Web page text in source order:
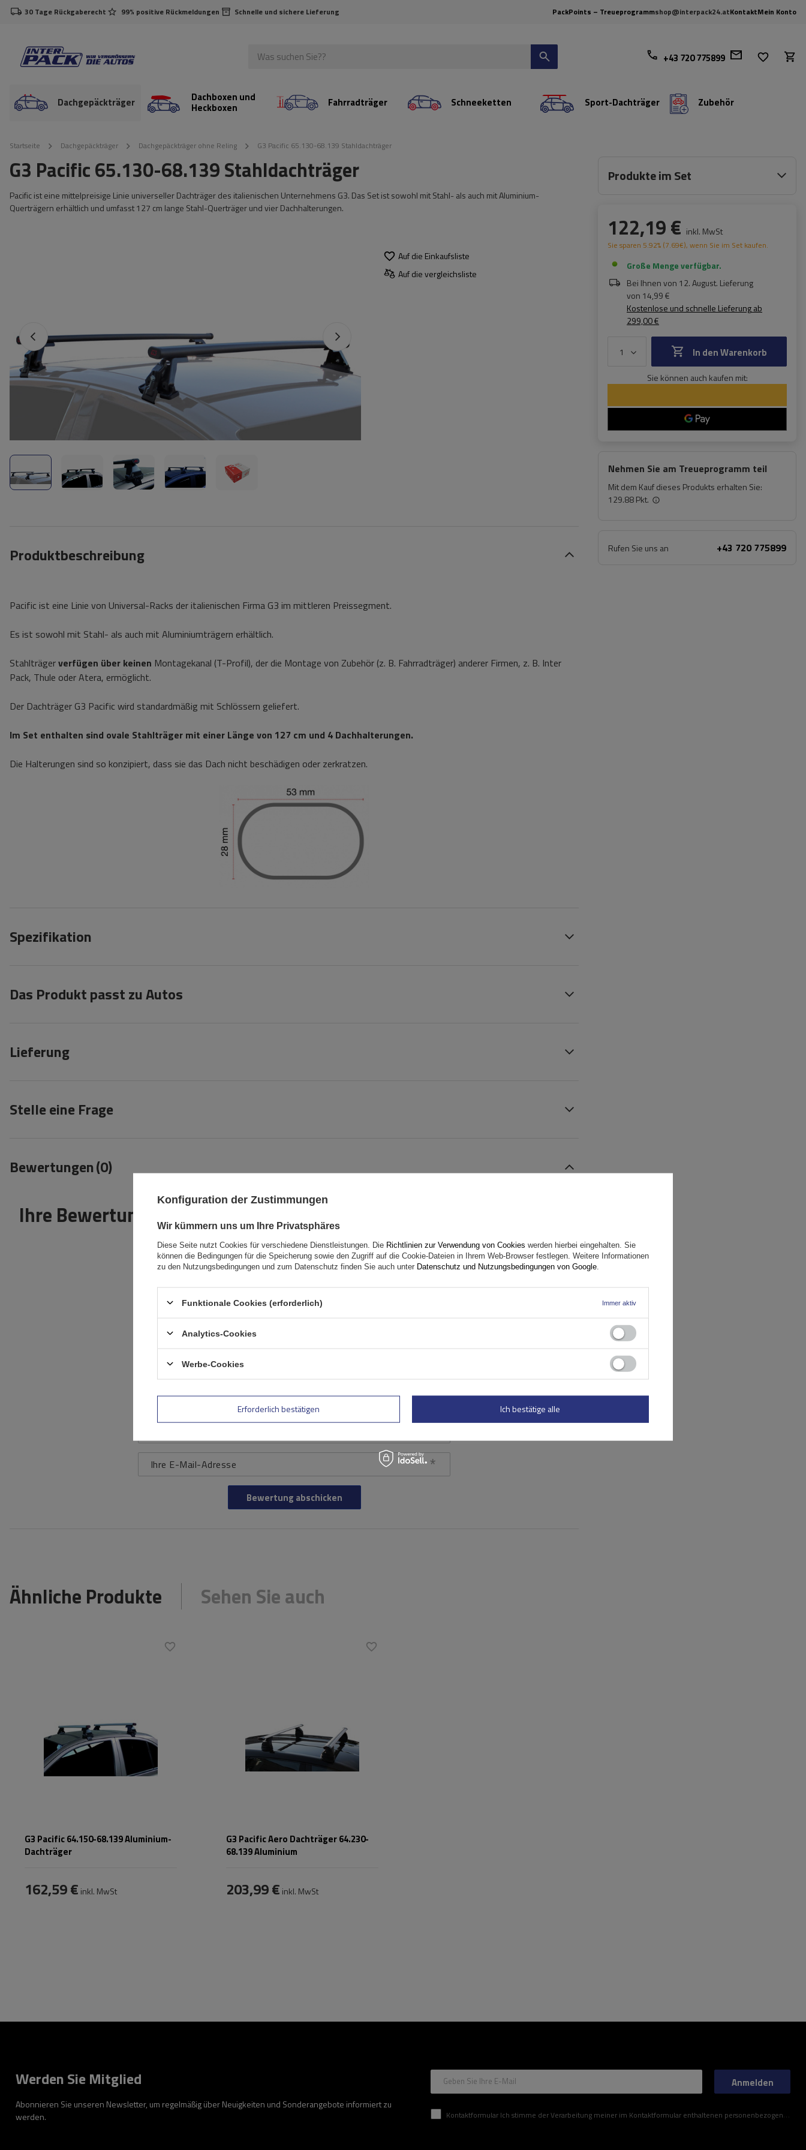
30 Tage Rückgaberecht 99% positive Rückmeldungen Schnelle und sichere Lieferung PackPoints – Treueprogrammshop@interpack24.atKontaktMein Konto
+43 720 775899
Dachgepäckträger Dachboxen und
Heckboxen Fahrradträger Schneeketten Sport-Dachträger Zubehör
Startseite Dachgepäckträger Dachgepäckträger ohne Reling G3 Pacific 65.130-68.139 Stahldachträger
G3 Pacific 65.130-68.139 Stahldachträger
Pacific ist eine mittelpreisige Linie universeller Dachträger des italienischen Unternehmens G3. Das Set ist sowohl mit Stahl- als auch mit Aluminium-
Querträgern erhältlich und umfasst 127 cm lange Stahl-Querträger und vier Dachhalterungen.
Auf die Einkaufsliste
Auf die vergleichsliste
Produkte im Set
122,19 € inkl. MwSt
Sie sparen 5.92% (7.69€), wenn Sie im Set kaufen.
Große Menge verfügbar
Bei Ihnen von 12. August. Lieferung
von 14,99 €
Kostenlose und schnelle Lieferungab
299,00 €
In den Warenkorb
Sie können auch kaufen mit:
Nehmen Sie am Treueprogramm teil
Mit dem Kauf dieses Produkts erhalten Sie:
129.88 Pkt.
Rufen Sie uns an +43 720 775899
Produktbeschreibung
Pacific ist eine Linie von Universal-Racks der italienischen Firma G3 im mittleren Preissegment.
Es ist sowohl mit Stahl- als auch mit Aluminiumträgern erhältlich.
Stahlträgerverfügen über keinen Montagekanal (T-Profil), der die Montage von Zubehör (z. B. Fahrradträger) anderer Firmen, z. B. Inter
Pack, Thule oder Atera, ermöglicht.
Der Dachträger G3 Pacific wird standardmäßig mit Schlössern geliefert.
Im Set enthalten sind ovale Stahlträger mit einer Länge von 127 cm und 4 Dachhalterungen.
Die Halterungen sind so konzipiert, dass sie das Dach nicht beschädigen oder zerkratzen.
Spezifikation
Das Produkt passt zu Autos
Lieferung
Stelle eine Frage
Bewertungen(0)
Ihre Bewertung schreiben
Ihre Note:
5/5
Inhalt Ihrer Bewertung
hinzufügen:
Ihre E-Mail-Adresse
Bewertung abschicken
Ähnliche Produkte Sehen Sie auch
G3 Pacific 64.150-68.139 Aluminium-
Dachträger
162,59 € inkl. MwSt
G3 Pacific Aero Dachträger 64.230-
68.139 Aluminium
203,99 € inkl. MwSt
Werden Sie Mitglied
Abonnieren Sie unseren Newsletter, um regelmäßig über Neuigkeiten und Sonderangebote informiert zu
werden.
Geben Sie Ihre E-Mail
Kontaktformular Ich stimme der Verarbeitung meiner im Kontaktformular enthaltenen personenbezogenen Daten gemäß der Verordnung (EU) des Europäischen Parlaments und des Rates zu.
Anmelden
Konfiguration der Zustimmungen
Wir kümmern uns um Ihre Privatsphäres
Diese Seite nutzt Cookies für verschiedene Dienstleistungen. Die Richtlinien zur Verwendung von Cookies werden hierbei eingehalten. Sie
können die Bedingungen für die Speicherung sowie den Zugriff auf die Cookie-Dateien in Ihrem Web-Browser festlegen. Weitere Informationen
zu den Nutzungsbedingungen und zum Datenschutz finden Sie auch unter Datenschutz und Nutzungsbedingungen von Google
Funktionale Cookies (erforderlich) Immer aktiv
Analytics-Cookies
Werbe-Cookies
Erforderlich bestätigen Ich bestätige alle